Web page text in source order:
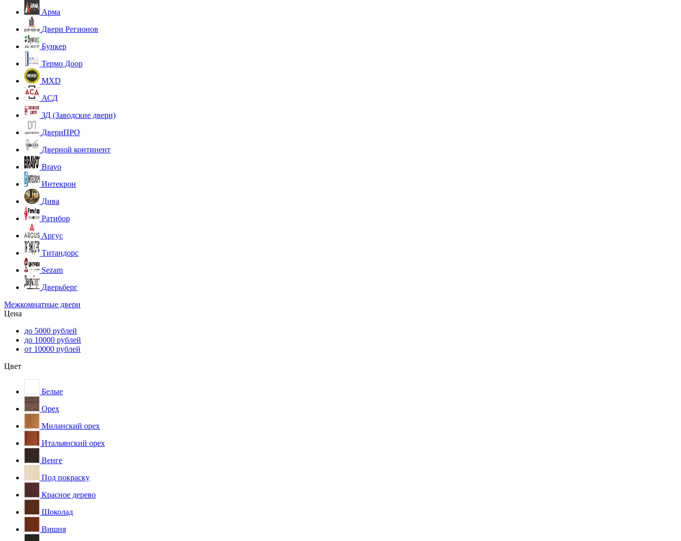
Арма
Двери Регионов
Бункер
Термо Доор
MXD
АСД
ЗД (Заводские двери)
ДвериПРО
Дверной континент
Bravo
Интекрон
Дива
Ратибор
Аргус
Титандорс
Sezam
Дверьберг
Межкомнатные двери
Цена
до 5000 рублей
до 10000 рублей
от 10000 рублей
Цвет
Белые
Орех
Миланский орех
Итальянский орех
Венге
Под покраску
Красное дерево
Шоколад
Вишня